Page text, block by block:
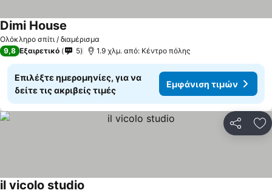
Ολόκληρο σπίτι / διαμέρισμα
Dimi House
9,8 Εξαιρετικό 5 1.9 χλμ. από: Κέντρο πόλης
Επιλέξτε ημερομηνίες, για να
δείτε τις ακριβείς τιμές
Εμφάνιση τιμών
il vicolo studio